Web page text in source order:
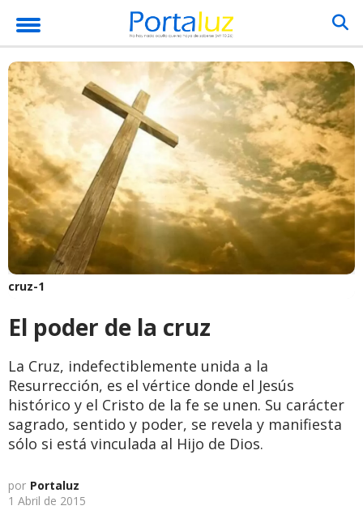
cruz-1
El poder de la cruz
La Cruz, indefectiblemente unida a la
Resurrección, es el vértice donde el Jesús
histórico y el Cristo de la fe se unen. Su carácter
sagrado, sentido y poder, se revela y manifiesta
sólo si está vinculada al Hijo de Dios.
por Portaluz
1 Abril de 2015